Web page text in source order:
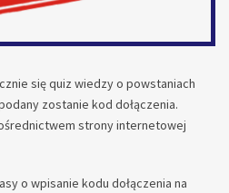
się quiz wiedzy o powstaniach
zostanie kod dołączenia.
strony internetowej
o wpisanie kodu dołączenia na